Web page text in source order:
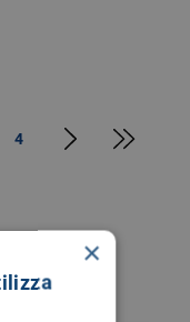
4
Pagina successiva
Last page
×